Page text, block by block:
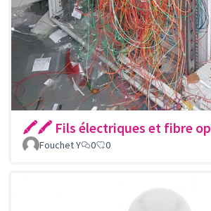
🖍🖍 Fils électriques et fibre
Fouchet Y 0 0